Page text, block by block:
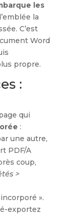
les
la
C’est
Word
propre.
:
qui
:
une autre,
PDF/A
coup,
>
».
exportez